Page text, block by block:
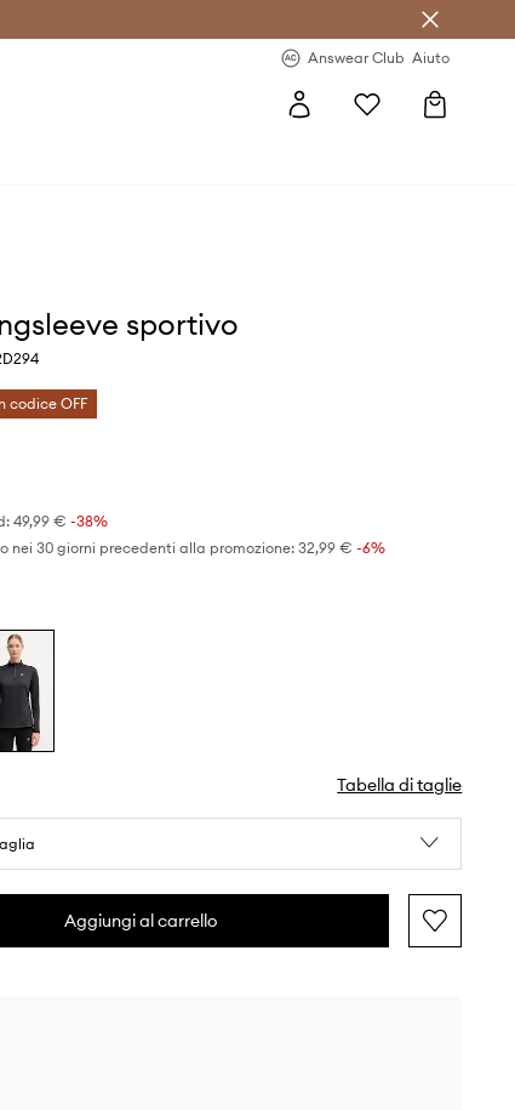
Answear Club Aiuto
sportivo
codice OFF
49,99 € -38%
nei 30 giorni precedenti alla promozione: 32,99 € -6%
Tabella di taglie
Aggiungi al carrello